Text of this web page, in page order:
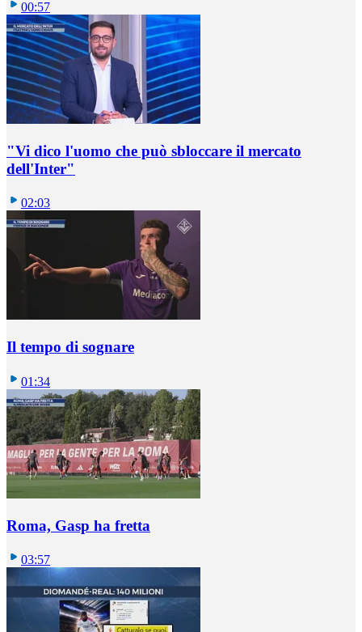
00:57
"Vi dico l'uomo che può sbloccare il mercato
dell'Inter"
02:03
Il tempo di sognare
01:34
Roma, Gasp ha fretta
03:57